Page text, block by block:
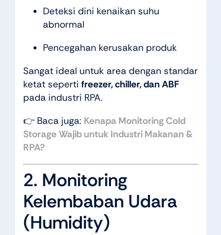
Deteksi dini kenaikan suhu
abnormal
Pencegahan kerusakan produk
Sangat ideal untuk area dengan standar
ketat seperti freezer, chiller, dan ABF
pada industri RPA.
👉 Baca juga: Kenapa Monitoring Cold
Storage Wajib untuk Industri Makanan &
RPA?
2. Monitoring
Kelembaban Udara
(Humidity)